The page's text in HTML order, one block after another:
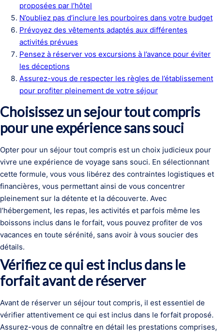
proposées par l’hôtel
N’oubliez pas d’inclure les pourboires dans votre budget
Prévoyez des vêtements adaptés aux différentes
activités prévues
Pensez à réserver vos excursions à l’avance pour éviter
les déceptions
Assurez-vous de respecter les règles de l’établissement
pour profiter pleinement de votre séjour
Choisissez un sejour tout compris
pour une expérience sans souci
Opter pour un séjour tout compris est un choix judicieux pour
vivre une expérience de voyage sans souci. En sélectionnant
cette formule, vous vous libérez des contraintes logistiques et
financières, vous permettant ainsi de vous concentrer
pleinement sur la détente et la découverte. Avec
l’hébergement, les repas, les activités et parfois même les
boissons inclus dans le forfait, vous pouvez profiter de vos
vacances en toute sérénité, sans avoir à vous soucier des
détails.
Vérifiez ce qui est inclus dans le
forfait avant de réserver
Avant de réserver un séjour tout compris, il est essentiel de
vérifier attentivement ce qui est inclus dans le forfait proposé.
Assurez-vous de connaître en détail les prestations comprises,